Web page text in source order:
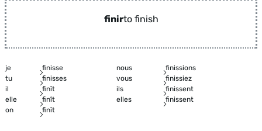
finirto finish
je finisse nous
finissions
tu
finisses vous
finissiez
il
finît ils
finissent
elle
finît elles
finissent
on
finît